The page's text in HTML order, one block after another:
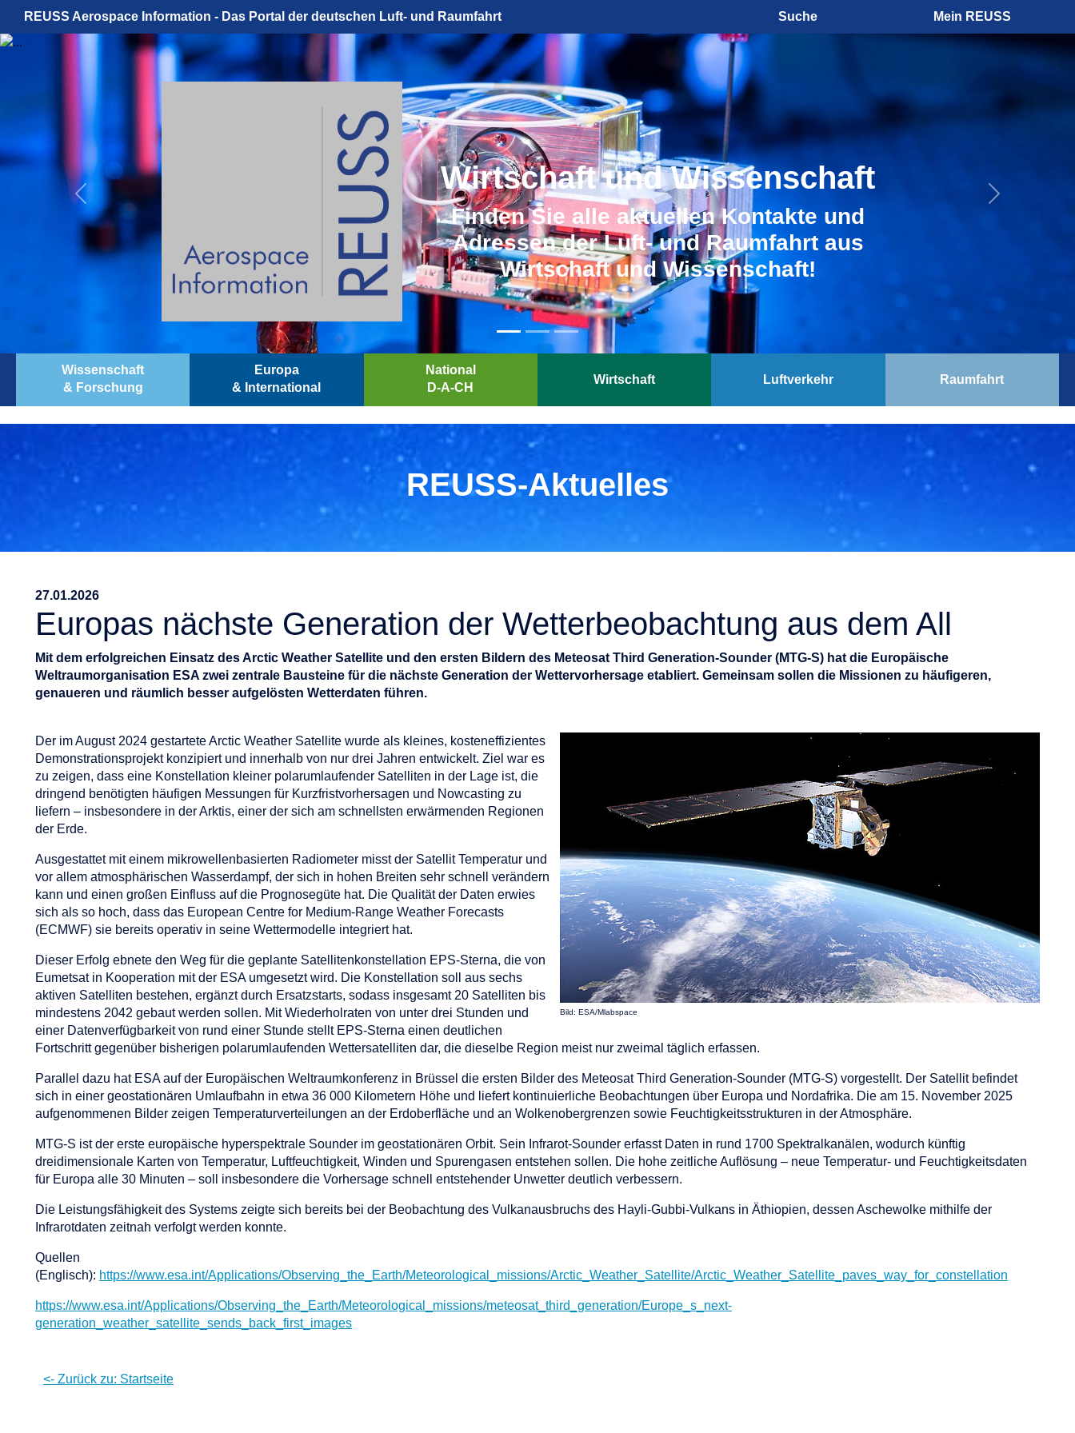
REUSS Aerospace Information - Das Portal der deutschen Luft- und Raumfahrt Suche Mein REUSS
Wirtschaft und Wissenschaft
Finden Sie alle aktuellen Kontakte und
Adressen der Luft- und Raumfahrt aus
Wirtschaft und Wissenschaft!
Previous Next
Wissenschaft
& Forschung
Europa
& International
National
D-A-CH
Wirtschaft Luftverkehr Raumfahrt
REUSS-Aktuelles
27.01.2026
Europas nächste Generation der Wetterbeobachtung aus dem All
Mit dem erfolgreichen Einsatz des Arctic Weather Satellite und den ersten Bildern des Meteosat Third Generation-Sounder (MTG-S) hat die Europäische
Weltraumorganisation ESA zwei zentrale Bausteine für die nächste Generation der Wettervorhersage etabliert. Gemeinsam sollen die Missionen zu häufigeren,
genaueren und räumlich besser aufgelösten Wetterdaten führen.
Bild: ESA/Mlabspace
Der im August 2024 gestartete Arctic Weather Satellite wurde als kleines, kosteneffizientes
Demonstrationsprojekt konzipiert und innerhalb von nur drei Jahren entwickelt. Ziel war es
zu zeigen, dass eine Konstellation kleiner polarumlaufender Satelliten in der Lage ist, die
dringend benötigten häufigen Messungen für Kurzfristvorhersagen und Nowcasting zu
liefern – insbesondere in der Arktis, einer der sich am schnellsten erwärmenden Regionen
der Erde.
Ausgestattet mit einem mikrowellenbasierten Radiometer misst der Satellit Temperatur und
vor allem atmosphärischen Wasserdampf, der sich in hohen Breiten sehr schnell verändern
kann und einen großen Einfluss auf die Prognosegüte hat. Die Qualität der Daten erwies
sich als so hoch, dass das European Centre for Medium-Range Weather Forecasts
(ECMWF) sie bereits operativ in seine Wettermodelle integriert hat.
Dieser Erfolg ebnete den Weg für die geplante Satellitenkonstellation EPS-Sterna, die von
Eumetsat in Kooperation mit der ESA umgesetzt wird. Die Konstellation soll aus sechs
aktiven Satelliten bestehen, ergänzt durch Ersatzstarts, sodass insgesamt 20 Satelliten bis
mindestens 2042 gebaut werden sollen. Mit Wiederholraten von unter drei Stunden und
einer Datenverfügbarkeit von rund einer Stunde stellt EPS-Sterna einen deutlichen
Fortschritt gegenüber bisherigen polarumlaufenden Wettersatelliten dar, die dieselbe Region meist nur zweimal täglich erfassen.
Parallel dazu hat ESA auf der Europäischen Weltraumkonferenz in Brüssel die ersten Bilder des Meteosat Third Generation-Sounder (MTG-S) vorgestellt. Der Satellit befindet
sich in einer geostationären Umlaufbahn in etwa 36 000 Kilometern Höhe und liefert kontinuierliche Beobachtungen über Europa und Nordafrika. Die am 15. November 2025
aufgenommenen Bilder zeigen Temperaturverteilungen an der Erdoberfläche und an Wolkenobergrenzen sowie Feuchtigkeitsstrukturen in der Atmosphäre.
MTG-S ist der erste europäische hyperspektrale Sounder im geostationären Orbit. Sein Infrarot-Sounder erfasst Daten in rund 1700 Spektralkanälen, wodurch künftig
dreidimensionale Karten von Temperatur, Luftfeuchtigkeit, Winden und Spurengasen entstehen sollen. Die hohe zeitliche Auflösung – neue Temperatur- und Feuchtigkeitsdaten
für Europa alle 30 Minuten – soll insbesondere die Vorhersage schnell entstehender Unwetter deutlich verbessern.
Die Leistungsfähigkeit des Systems zeigte sich bereits bei der Beobachtung des Vulkanausbruchs des Hayli-Gubbi-Vulkans in Äthiopien, dessen Aschewolke mithilfe der
Infrarotdaten zeitnah verfolgt werden konnte.
Quellen
(Englisch): https://www.esa.int/Applications/Observing_the_Earth/Meteorological_missions/Arctic_Weather_Satellite/Arctic_Weather_Satellite_paves_way_for_constellation
https://www.esa.int/Applications/Observing_the_Earth/Meteorological_missions/meteosat_third_generation/Europe_s_next-
generation_weather_satellite_sends_back_first_images
<- Zurück zu: Startseite